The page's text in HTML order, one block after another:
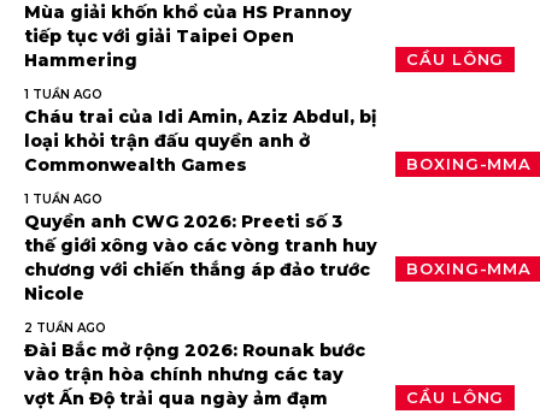
CẦU LÔNG
Mùa giải khốn khổ của HS Prannoy
tiếp tục với giải Taipei Open
Hammering
1 TUẦN AGO
BOXING-MMA
Cháu trai của Idi Amin, Aziz Abdul, bị
loại khỏi trận đấu quyền anh ở
Commonwealth Games
1 TUẦN AGO
BOXING-MMA
Quyền anh CWG 2026: Preeti số 3
thế giới xông vào các vòng tranh huy
chương với chiến thắng áp đảo trước
Nicole
2 TUẦN AGO
CẦU LÔNG
Đài Bắc mở rộng 2026: Rounak bước
vào trận hòa chính nhưng các tay
vợt Ấn Độ trải qua ngày ảm đạm